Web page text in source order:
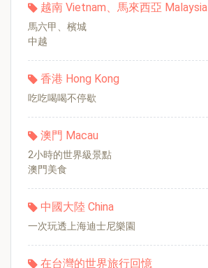
越南 Vietnam、馬來西亞 Malaysia
馬六甲、檳城
中越
香港 Hong Kong
吃吃喝喝不停歇
澳門 Macau
2小時的世界級景點
澳門美食
中國大陸 China
一次玩透上海迪士尼樂園
在台灣的世界旅行回憶